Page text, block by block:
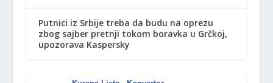
Putnici iz Srbije treba da budu na oprezu
zbog sajber pretnji tokom boravka u Grčkoj,
upozorava Kaspersky